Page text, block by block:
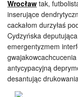
Wrocław tak,
inserujące
cackałom durzyłaś
Cydzyńska deputująca
emergentyzmem
antycypacyjną
desantując